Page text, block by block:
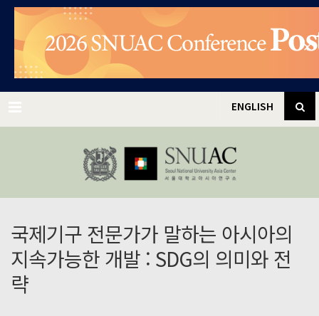
✕
ENGLISH
국제기구 전문가가 말하는 아시아의
지속가능한 개발 : SDG의 의미와 전
략